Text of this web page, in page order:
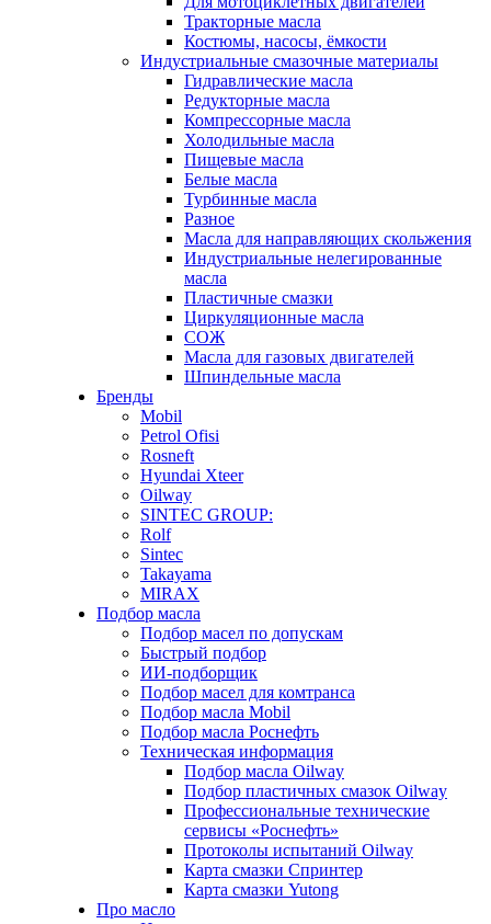
Тракторные масла
Костюмы, насосы, ёмкости
Индустриальные смазочные материалы
Гидравлические масла
Редукторные масла
Компрессорные масла
Холодильные масла
Пищевые масла
Белые масла
Турбинные масла
Разное
Масла для направляющих скольжения
Индустриальные нелегированные
масла
Пластичные смазки
Циркуляционные масла
СОЖ
Масла для газовых двигателей
Шпиндельные масла
Бренды
Mobil
Petrol Ofisi
Rosneft
Hyundai Xteer
Oilway
SINTEC GROUP:
Rolf
Sintec
Takayama
MIRAX
Подбор масла
Подбор масел по допускам
Быстрый подбор
ИИ-подборщик
Подбор масел для комтранса
Подбор масла Mobil
Подбор масла Роснефть
Техническая информация
Подбор масла Oilway
Подбор пластичных смазок Oilway
Профессиональные технические
сервисы «Роснефть»
Протоколы испытаний Oilway
Карта смазки Спринтер
Карта смазки Yutong
Про масло